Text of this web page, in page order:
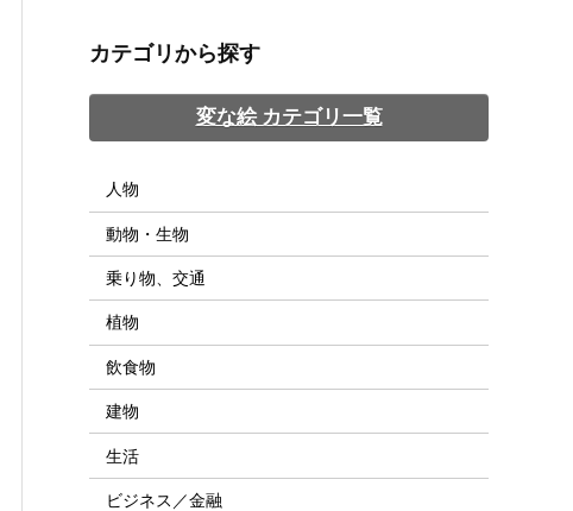
カテゴリから探す
変な絵 カテゴリ一覧
人物
動物・生物
乗り物、交通
植物
飲食物
建物
生活
ビジネス／金融